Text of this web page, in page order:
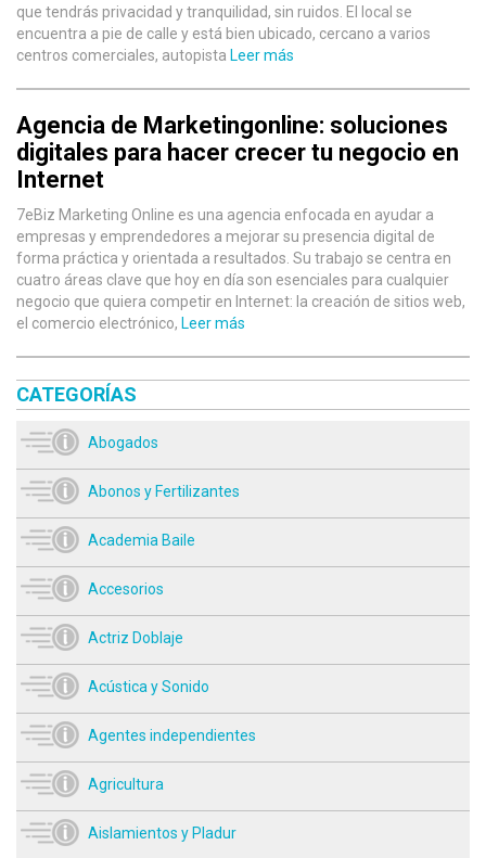
que tendrás privacidad y tranquilidad, sin ruidos. El local se
encuentra a pie de calle y está bien ubicado, cercano a varios
centros comerciales, autopista Leer más
Agencia de Marketingonline: soluciones
digitales para hacer crecer tu negocio en
Internet
7eBiz Marketing Online es una agencia enfocada en ayudar a
empresas y emprendedores a mejorar su presencia digital de
forma práctica y orientada a resultados. Su trabajo se centra en
cuatro áreas clave que hoy en día son esenciales para cualquier
negocio que quiera competir en Internet: la creación de sitios web,
el comercio electrónico, Leer más
CATEGORÍAS
Abogados
Abonos y Fertilizantes
Academia Baile
Accesorios
Actriz Doblaje
Acústica y Sonido
Agentes independientes
Agricultura
Aislamientos y Pladur